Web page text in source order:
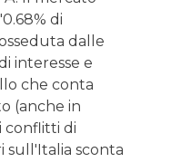
di
dalle
interesse e
che conta
(anche in
conflitti di
sull'Italia sconta